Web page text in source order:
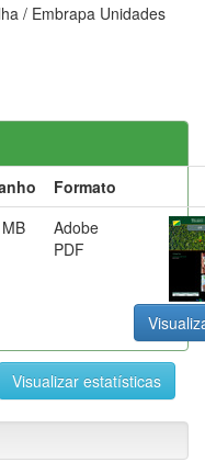
/ Embrapa Unidades
Formato
Adobe
PDF
Visualizar estatísticas